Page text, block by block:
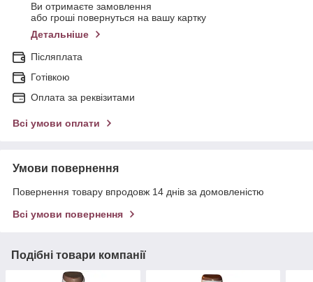
Ви отримаєте замовлення
або гроші повернуться на вашу картку
Детальніше
Післяплата
Готівкою
Оплата за реквізитами
Всі умови оплати
Умови повернення
Повернення товару впродовж 14 днів за домовленістю
Всі умови повернення
Подібні товари компанії